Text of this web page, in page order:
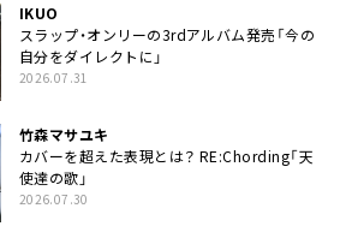
IKUO
スラップ・オンリーの3rdアルバム発売「今の
自分をダイレクトに」
2026.07.31
竹森マサユキ
カバーを超えた表現とは？ RE:Chording「天
使達の歌」
2026.07.30